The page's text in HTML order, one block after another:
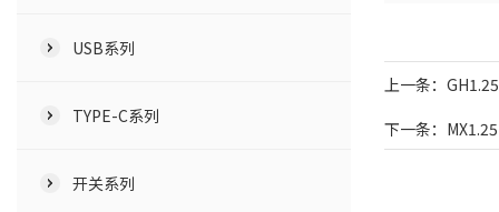
USB系列
TYPE-C系列
开关系列
上一条：
下一条：